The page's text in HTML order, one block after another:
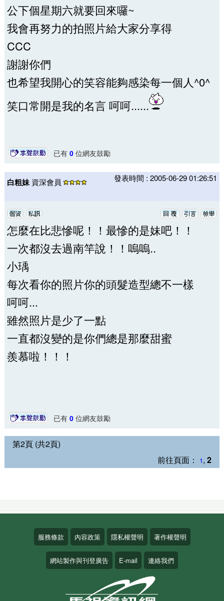
公下個星期六就要回來囉~
我會再努力的拍照片給大家分享得
CCC
謝謝你們
也希望我開心的笑容能夠感染每一個人^0^
笑口常開是我的名言 呵呵......
已有 0位網友鼓勵
白粗妹 資深會員 發表時間 : 2005-06-29 01:26:51
怎麼在比悲慘呢！！最慘的是妹吧！！
一次都沒去過南竿說！！嗚嗚..
小瑀
每次看你的照片你的頭髮造型總不一樣
呵呵...
雖然照片是少了一點
一直都沒變的是你們總是那麼甜蜜
羨慕啦！！！
已有 0位網友鼓勵
第2頁 (共2頁)
前往頁面：
1, 2
服務條款 內容政策 隱私權聲明 著作權聲明
網站製作與刊登廣告 E-mail 連絡我們